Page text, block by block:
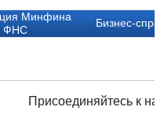
Минфина
ФНС
Бизнес-
Присоединяйтесь к